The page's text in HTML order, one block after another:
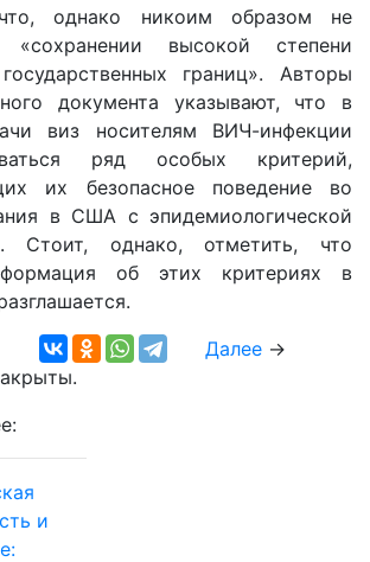
однако никоим образом не
высокой степени
границ». Авторы
документа указывают, что в
виз носителям ВИЧ-инфекции
ряд особых критерий,
их безопасное поведение во
в США с эпидемиологической
Стоит, однако, отметить, что
об этих критериях в
Далее→
и